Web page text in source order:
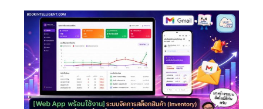
ใช้
งาน]
ระบบ
จัดการ
บ้าน
เช่า
ห้อง